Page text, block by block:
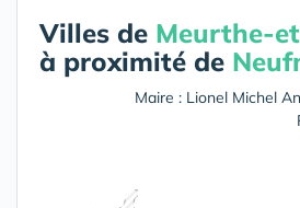
Villes de Meurthe-
à proximité de
Maire : Lionel Michel